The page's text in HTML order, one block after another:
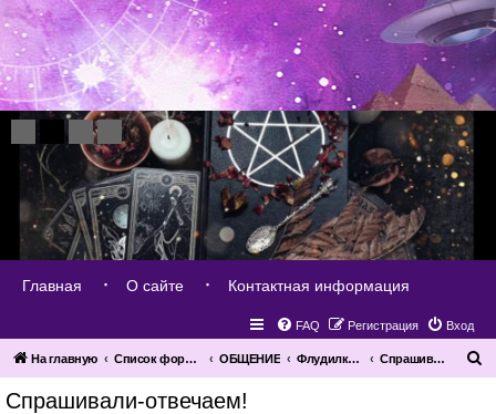
Главная О сайте Контактная информация
Вход
Регистрация
FAQ
На главную Список форумов ОБЩЕНИЕ Флудилка и блудилка Спрашивали-отвечаем!
Спрашивали-отвечаем!